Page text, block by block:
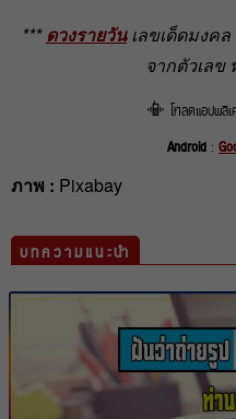
***ดวงรายวันเลขเด็ดมงคล
จากตัวเลข
📳 โหลดแอปพลิเ
Android :
ภาพ : Pixabay
บทความแนะนำ